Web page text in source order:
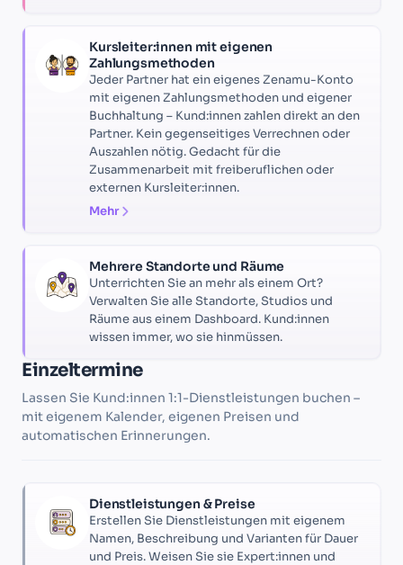
Kursleiter:innen mit eigenen
Zahlungsmethoden
Jeder Partner hat ein eigenes Zenamu-Konto
mit eigenen Zahlungsmethoden und eigener
Buchhaltung – Kund:innen zahlen direkt an den
Partner. Kein gegenseitiges Verrechnen oder
Auszahlen nötig. Gedacht für die
Zusammenarbeit mit freiberuflichen oder
externen Kursleiter:innen.
Mehr
Mehrere Standorte und Räume
Unterrichten Sie an mehr als einem Ort?
Verwalten Sie alle Standorte, Studios und
Räume aus einem Dashboard. Kund:innen
wissen immer, wo sie hinmüssen.
Einzeltermine
Lassen Sie Kund:innen 1:1-Dienstleistungen buchen –
mit eigenem Kalender, eigenen Preisen und
automatischen Erinnerungen.
Dienstleistungen & Preise
Erstellen Sie Dienstleistungen mit eigenem
Namen, Beschreibung und Varianten für Dauer
und Preis. Weisen Sie sie Expert:innen und